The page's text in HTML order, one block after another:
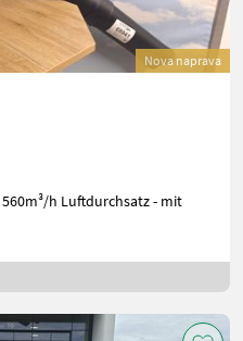
Nova naprava